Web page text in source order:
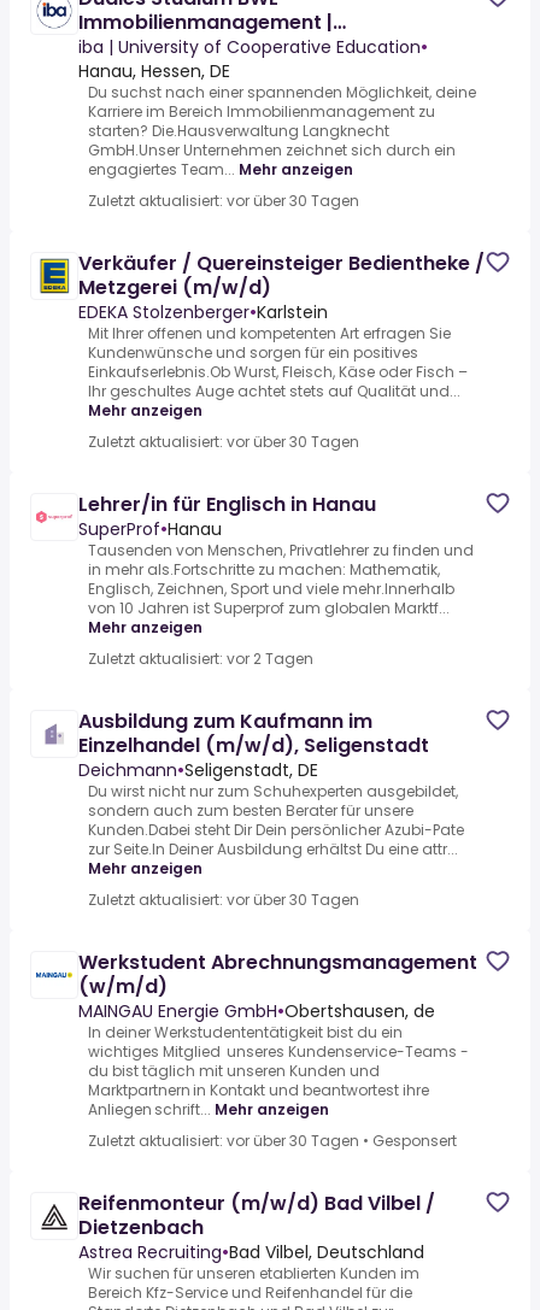
Immobilienmanagement |
Hausverwaltung in Hanau
iba | University of Cooperative Education•
Hanau, Hessen, DE
Du suchst nach einer spannenden Möglichkeit, deine
Karriere im Bereich Immobilienmanagement zu
starten? Die.Hausverwaltung Langknecht
GmbH.Unser Unternehmen zeichnet sich durch ein
engagiertes Team... Mehr anzeigen
Zuletzt aktualisiert: vor über 30 Tagen
Verkäufer / Quereinsteiger Bedientheke /
Metzgerei (m/w/d)
EDEKA Stolzenberger•Karlstein
Mit Ihrer offenen und kompetenten Art erfragen Sie
Kundenwünsche und sorgen für ein positives
Einkaufserlebnis.Ob Wurst, Fleisch, Käse oder Fisch –
Ihr geschultes Auge achtet stets auf Qualität und...
Mehr anzeigen
Zuletzt aktualisiert: vor über 30 Tagen
Lehrer/in für Englisch in Hanau
SuperProf•Hanau
Tausenden von Menschen, Privatlehrer zu finden und
in mehr als.Fortschritte zu machen: Mathematik,
Englisch, Zeichnen, Sport und viele mehr.Innerhalb
von 10 Jahren ist Superprof zum globalen Marktf...
Mehr anzeigen
Zuletzt aktualisiert: vor 2 Tagen
Ausbildung zum Kaufmann im
Einzelhandel (m/w/d), Seligenstadt
Deichmann•Seligenstadt, DE
Du wirst nicht nur zum Schuhexperten ausgebildet,
sondern auch zum besten Berater für unsere
Kunden.Dabei steht Dir Dein persönlicher Azubi-Pate
zur Seite.In Deiner Ausbildung erhältst Du eine attr...
Mehr anzeigen
Zuletzt aktualisiert: vor über 30 Tagen
Werkstudent Abrechnungsmanagement
(w/m/d)
MAINGAU Energie GmbH•Obertshausen, de
In deiner Werkstudententätigkeit bist du ein
wichtiges Mitglied unseres Kundenservice-Teams -
du bist täglich mit unseren Kunden und
Marktpartnern in Kontakt und beantwortest ihre
Anliegen schrift... Mehr anzeigen
Zuletzt aktualisiert: vor über 30 Tagen • Gesponsert
Reifenmonteur (m/w/d) Bad Vilbel /
Dietzenbach
Astrea Recruiting•Bad Vilbel, Deutschland
Wir suchen für unseren etablierten Kunden im
Bereich Kfz-Service und Reifenhandel für die